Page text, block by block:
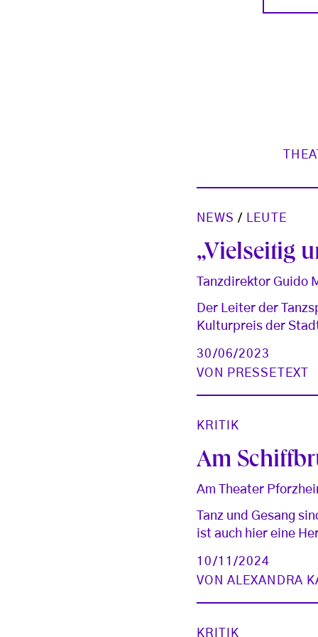
NEWS / LEUTE
„Vielseitig
Tanzdirektor
Der Leiter der
Kulturpreis der
30/06/2023
VON
PRESSETEXT
KRITIK
Am
Am Theater
Tanz und Gesang
ist auch hier eine
10/11/2024
VON ALEXANDRA
KRITIK